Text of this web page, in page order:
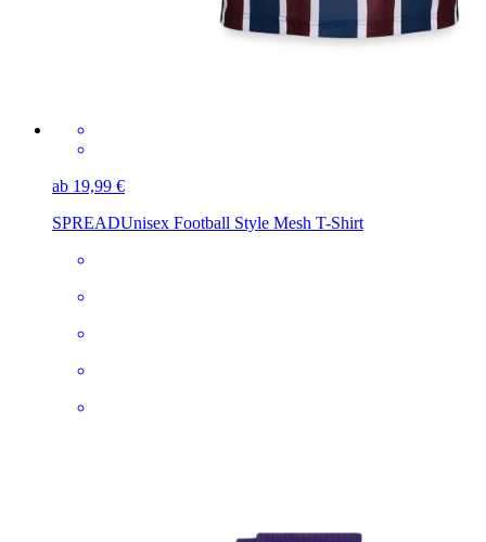
ab 19,99 €
SPREADUnisex Football Style Mesh T-Shirt